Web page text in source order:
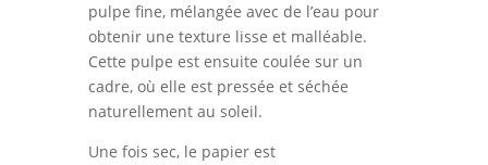
pulpe fine, mélangée avec de l’eau pour
obtenir une texture lisse et malléable.
Cette pulpe est ensuite coulée sur un
cadre, où elle est pressée et séchée
naturellement au soleil.
Une fois sec, le papier est